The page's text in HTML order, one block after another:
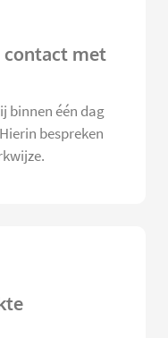
contact met
binnen één dag
bespreken